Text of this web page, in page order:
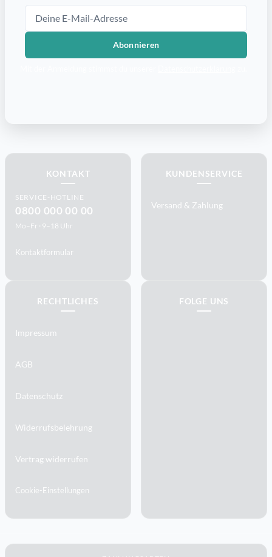
E-Mail-Adresse
Abonnieren
KONTAKT
SERVICE-HOTLINE
0800 000 00 00
Mo–Fr · 9–18 Uhr
Kontaktformular
KUNDENSERVICE
Versand & Zahlung
RECHTLICHES
Impressum
AGB
Datenschutz
Widerrufsbelehrung
Vertrag widerrufen
Cookie-Einstellungen
FOLGE UNS